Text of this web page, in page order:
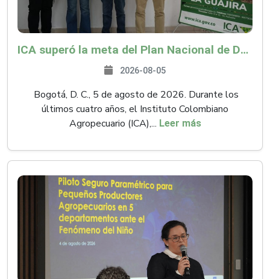
ICA superó la meta del Plan Nacional de Desarrollo y abrió 61 mercados internacionales
2026-08-05
Bogotá, D. C., 5 de agosto de 2026. Durante los
últimos cuatro años, el Instituto Colombiano
Agropecuario (ICA),... Leer más